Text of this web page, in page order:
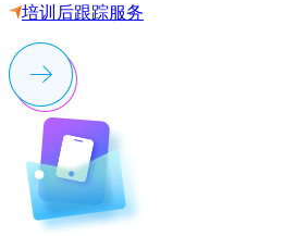
培训后跟踪服务